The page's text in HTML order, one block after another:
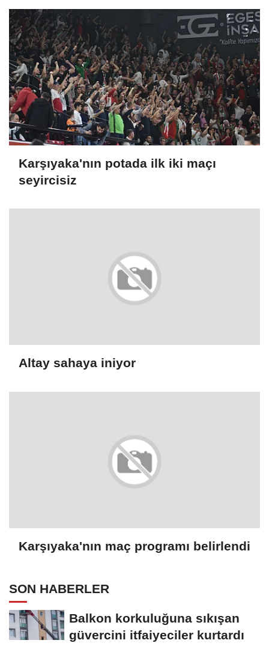
Karşıyaka'nın potada ilk iki maçı
seyircisiz
Altay sahaya iniyor
Karşıyaka'nın maç programı belirlendi
SON HABERLER
Balkon korkuluğuna sıkışan
güvercini itfaiyeciler kurtardı